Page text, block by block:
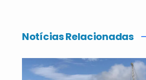
Notícias Relacionadas